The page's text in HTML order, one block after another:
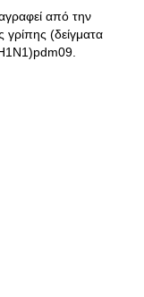
από την
γρίπης (δείγματα